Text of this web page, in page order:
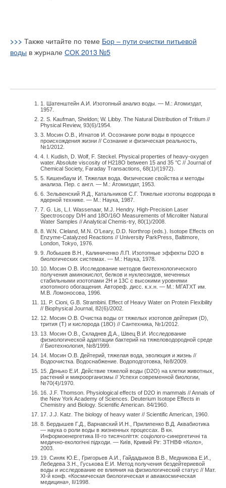
>>> Также читайте по теме Бор – пути очистки питьевой
воды в журнале СОК 2013 №5
1. Шатенштейн А.И. Изотопный анализ воды. — М.: Атомиздат,
1957.
2. S. Kaufman, Sheldon; W. Libby. The Natural Distribution of Tritium //
Physical Review, 93(6)/1954.
3. Мосин O.В., Игнатов И. Осознание роли воды в процессе
происхождения жизни // Сознание и физическая реальность,
№1/2012.
4. I. Kudish, D. Wolf, F. Steckel. Physical properties of heavy-oxygen
water. Absolute viscosity of H218O between 15 and 35 °C // Journal of
Chemical Society, Faraday Transactions, 68(1)/(1972).
5. Кишенбаум И. Тяжелая вода. Физические свойства и методы
анализа. Пер. с англ. — M.: Атомиздат, 1953.
6. Зельвенский Я.Д., Катальников С.Г. Тяжелые изотопы водорода в
ядерной технике. — М.: Наука, 1987.
7. G. Lis, L.I. Wassenaar, M.J. Hendry. High-Precision Laser
Spectroscopy D/H and 18O/16O Measurements of Microliter Natural
Water Samples // Analytical Chemis-try, 80(1)/2008.
8. W.N. Cleland, M.N. O’Leary, D.D. Northrop (eds.). Isotope Effects on
Enzyme-Catalyzed Reactions // University ParkPress, Baltimore,
London, Tokyo, 1976.
9. Лобышев В.Н., Калиниченко Л.П. Изотопные эффекты D2O в
биологических системах. — М.: Наука, 1978.
10. Мосин О.В. Исследование методов биотехнологического
получения аминокислот, белков и нуклеозидов, меченных
стабильными изотопами 2Н и 13С с высокими уровнями
изотопного обогащения. Автореф. дисс. к.х.н. — М.: МГАТХТ им.
М.В. Ломоносова, 1996.
11. P. Cioni, G.B. Strambini. Effect of Heavy Water on Protein Flexibility
// Biophysical Journal, 82(6)/2002.
12. Мосин О.В. Очистка воды от тяжелых изотопов дейтерия (D),
трития (T) и кислорода (18О) // Сантехника, №1/2012.
13. Мосин О.В., Складнев Д.А., Швец В.И. Исследование
физиологической адаптации бактерий на тяжеловодородной среде
// Биотехнология, №8/1999.
14. Мосин О.В. Дейтерий, тяжелая вода, эволюция и жизнь //
Водоочистка. Водоснабжение. Водоподготовка, №8/2009.
15. Денько Е.И. Действие тяжелой воды (D2O) на клетки животных,
растений и микроорганизмы // Успехи современной биологии,
№70(4)/1970.
16. J.F. Thomson. Physiological effects of D2O in mammals // Annals of
the New York Academy of Sciences. Deuterium Isotope Effects in
Chemistry and Biology. Scientific American. 84/1960.
17. J.J. Katz. The biology of heavy water // Scientific American, 1960.
8. Бердышев Г.Д., Варнавский И.Н., Прилипенко В.Д. Аквабиотика
— наука о роли воды в жизненных процессах. В кн.
Информоенергетика ІІІ-го тисячоліття: соціолого-синергетичні та
медично-екологічні підходи. — Київ, Кривий Ріг: ЗТНВФ «Коло»,
2003.
19. Синяк Ю.Е., Григорьев А.И., Гайдадымов В.В., Медникова Е.И.,
Лебедева З.Н., Гуськова Е.И. Метод получения бездейтериевой
воды и исследование ее влияния на физиологический статус // Мат.
XI-й конф. «Космическая биологическая и авиакосмическая
медицина», II/1998.